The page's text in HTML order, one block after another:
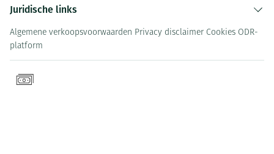
Juridische links
Algemene verkoopsvoorwaarden Privacy disclaimer Cookies ODR-
platform